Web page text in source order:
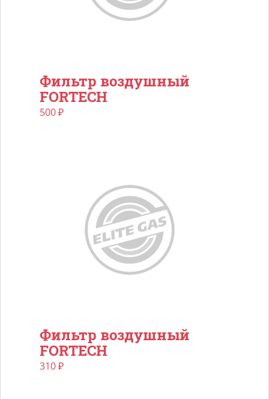
Фильтр воздушный
FORTECH
500₽
Фильтр воздушный
FORTECH
310₽